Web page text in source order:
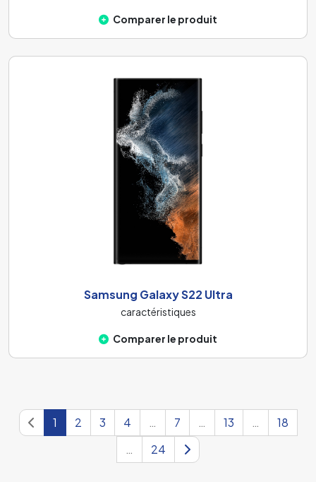
Comparer le produit
Samsung Galaxy S22 Ultra
caractéristiques
Comparer le produit
1 2 3 4 … 7 … 13 …
18
…
24